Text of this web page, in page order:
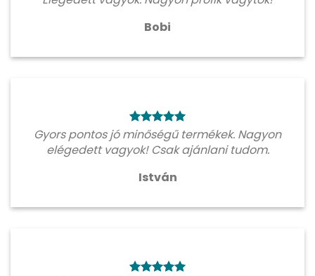
Bobi
Gyors pontos jó minőségű termékek. Nagyon
elégedett vagyok! Csak ajánlani tudom.
István